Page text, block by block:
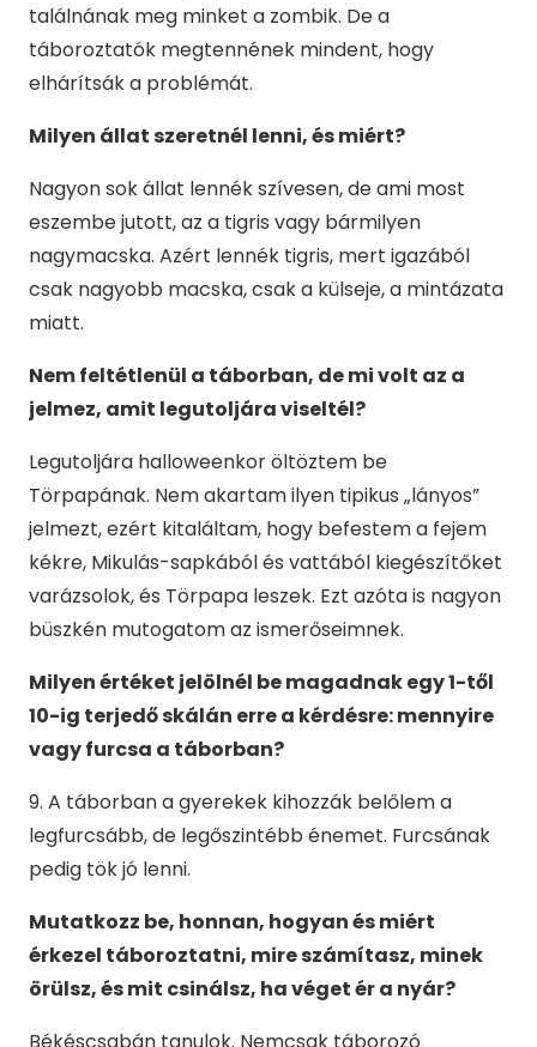
találnának meg minket a zombik. De a
táboroztatók megtennének mindent, hogy
elhárítsák a problémát.
Milyen állat szeretnél lenni, és miért?
Nagyon sok állat lennék szívesen, de ami most
eszembe jutott, az a tigris vagy bármilyen
nagymacska. Azért lennék tigris, mert igazából
csak nagyobb macska, csak a külseje, a mintázata
miatt.
Nem feltétlenül a táborban, de mi volt az a
jelmez, amit legutoljára viseltél?
Legutoljára halloweenkor öltöztem be
Törpapának. Nem akartam ilyen tipikus „lányos”
jelmezt, ezért kitaláltam, hogy befestem a fejem
kékre, Mikulás-sapkából és vattából kiegészítőket
varázsolok, és Törpapa leszek. Ezt azóta is nagyon
büszkén mutogatom az ismerőseimnek.
Milyen értéket jelölnél be magadnak egy 1-től
10-ig terjedő skálán erre a kérdésre: mennyire
vagy furcsa a táborban?
9. A táborban a gyerekek kihozzák belőlem a
legfurcsább, de legőszintébb énemet. Furcsának
pedig tök jó lenni.
Mutatkozz be, honnan, hogyan és miért
érkezel táboroztatni, mire számítasz, minek
örülsz, és mit csinálsz, ha véget ér a nyár?
Békéscsabán tanulok. Nemcsak táborozó